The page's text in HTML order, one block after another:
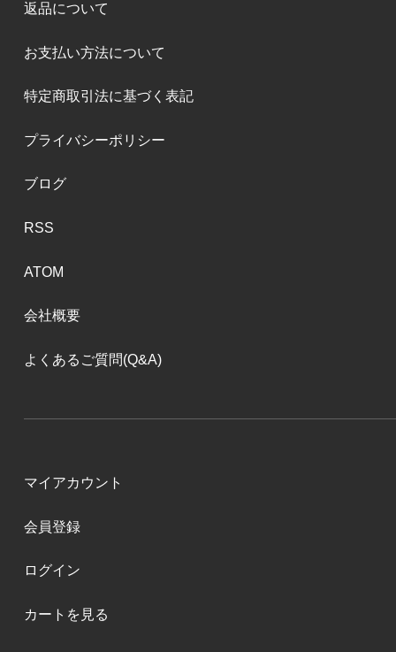
返品について
お支払い方法について
特定商取引法に基づく表記
プライバシーポリシー
ブログ
RSS
ATOM
会社概要
よくあるご質問(Q&A)
マイアカウント
会員登録
ログイン
カートを見る